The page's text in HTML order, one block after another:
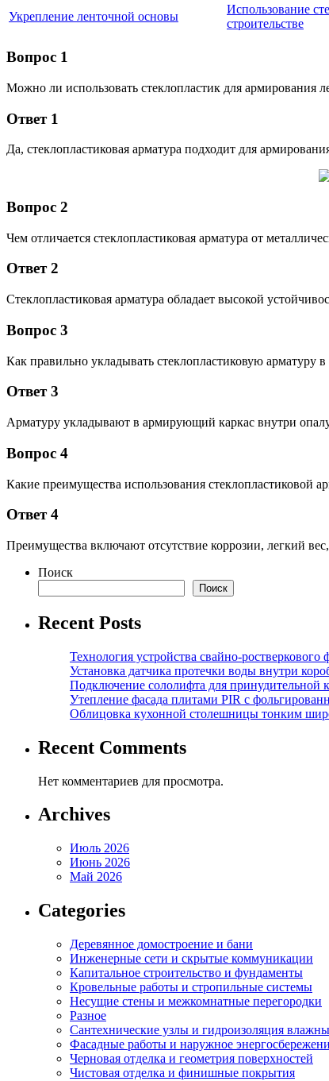
Укрепление ленточной основы
Использование
строительстве
Вопрос 1
Можно ли использовать стеклопластик для армирования
Ответ 1
Да, стеклопластиковая арматура подходит для
Вопрос 2
Чем отличается стеклопластиковая арматура от
Ответ 2
Стеклопластиковая арматура обладает высокой
Вопрос 3
Как правильно укладывать стеклопластиковую арматуру
Ответ 3
Арматуру укладывают в армирующий каркас внутри
Вопрос 4
Какие преимущества использования стеклопластиковой
Ответ 4
Преимущества включают отсутствие коррозии, легкий
Поиск
Поиск
Recent Posts
Технология устройства свайно-
Установка датчика протечки воды внутри
Подключение сололифта для принудительной
Утепление фасада плитами PIR с
Облицовка кухонной столешницы тонким
Recent Comments
Нет комментариев для просмотра.
Archives
Июль 2026
Июнь 2026
Май 2026
Categories
Деревянное домостроение и бани
Инженерные сети и скрытые коммуникации
Капитальное строительство и фундаменты
Кровельные работы и стропильные системы
Несущие стены и межкомнатные перегородки
Разное
Сантехнические узлы и гидроизоляция
Фасадные работы и наружное
Черновая отделка и геометрия поверхностей
Чистовая отделка и финишные покрытия